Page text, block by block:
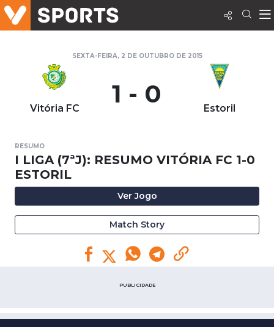
SEXTA-FEIRA, 2 DE OUTUBRO DE 2015
Vitória FC 1 - 0 Estoril
RESUMO
I LIGA (7ªJ): RESUMO VITÓRIA FC 1-0
ESTORIL
Ver Jogo
Match Story
PUBLICIDADE